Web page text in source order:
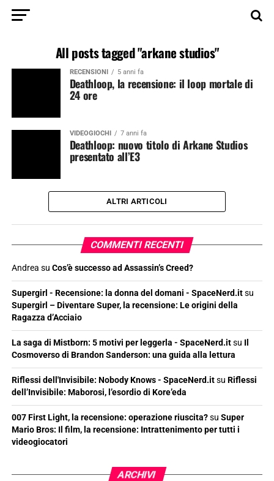
All posts tagged "arkane studios"
RECENSIONI 5 anni fa
Deathloop, la recensione: il loop mortale di
24 ore
VIDEOGIOCHI 7 anni fa
Deathloop: nuovo titolo di Arkane Studios
presentato all’E3
ALTRI ARTICOLI
COMMENTI RECENTI
Andrea su Cos’è successo ad Assassin’s Creed?
Supergirl - Recensione: la donna del domani - SpaceNerd.itsu
Supergirl – Diventare Super, la recensione: Le origini della
Ragazza d’Acciaio
La saga di Mistborn: 5 motivi per leggerla - SpaceNerd.itsu Il
Cosmoverso di Brandon Sanderson: una guida alla lettura
Riflessi dell'Invisibile: Nobody Knows - SpaceNerd.itsu Riflessi
dell’Invisibile: Maborosi, l’esordio di Kore’eda
007 First Light, la recensione: operazione riuscita?su Super
Mario Bros: Il film, la recensione: Intrattenimento per tutti i
videogiocatori
ARCHIVI